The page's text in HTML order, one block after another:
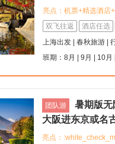
亮点：机票+精选酒店
:hotel:MYSTAYS名古
Nishiki）
名古屋电视塔
双飞往返 酒店任选
上海出发 | 春秋旅游 |
班期：8月 | 9月 | 10月 |
团队游
暑期版无
大阪进东京或名
程含8顿正餐 包
亮点：